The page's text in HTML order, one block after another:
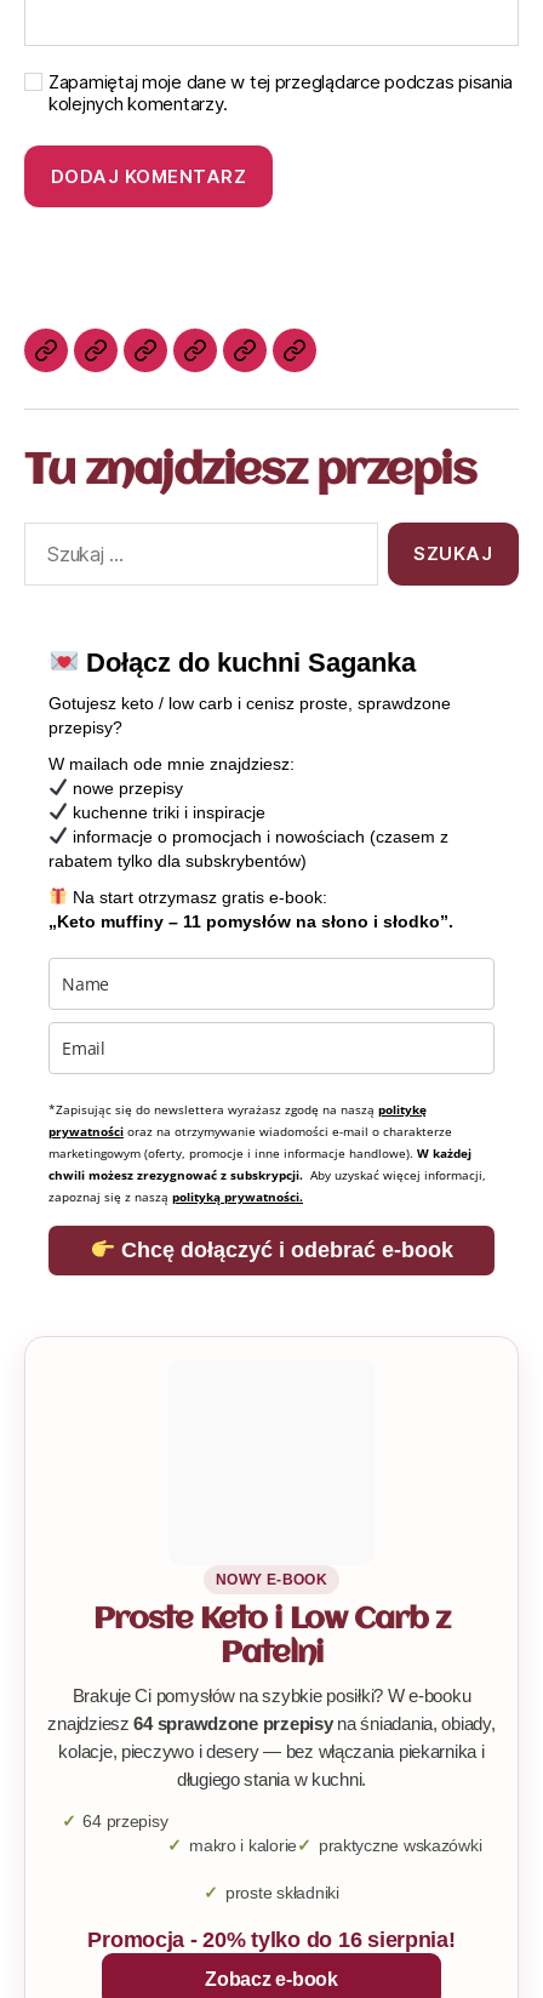
Zapamiętaj moje dane w tej przeglądarce podczas pisania
kolejnych komentarzy.
Tu znajdziesz przepis
Dołącz do kuchni Saganka
Gotujesz keto / low carb i cenisz proste, sprawdzone
przepisy?
W mailach ode mnie znajdziesz:
nowe przepisy
kuchenne triki i inspiracje
informacje o promocjach i nowościach (czasem z
rabatem tylko dla subskrybentów)
Na start otrzymasz gratis e-book:
„Keto muffiny – 11 pomysłów na słono i słodko”.
*Zapisując się do newslettera wyrażasz zgodę na naszą politykę
prywatności oraz na otrzymywanie wiadomości e-mail o charakterze
marketingowym (oferty, promocje i inne informacje handlowe). W każdej
chwili możesz zrezygnować z subskrypcji. Aby uzyskać więcej informacji,
zapoznaj się z naszą polityką prywatności.
Chcę dołączyć i odebrać e-book
NOWY E-BOOK
Proste Keto i Low Carb z
Patelni
Brakuje Ci pomysłów na szybkie posiłki? W e-booku
znajdziesz64 sprawdzone przepisyna śniadania, obiady,
kolacje, pieczywo i desery — bez włączania piekarnika i
długiego stania w kuchni.
64 przepisy
makro i kalorie
praktyczne wskazówki
proste składniki
Promocja - 20% tylko do 16 sierpnia!
Zobacz e-book